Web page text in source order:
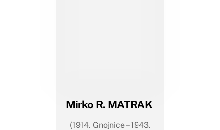
Mirko R. MATRAK
(1914. Gnojnice – 1943.